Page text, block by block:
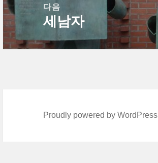
다음
다
글:
세남자
Proudly powered by WordPress